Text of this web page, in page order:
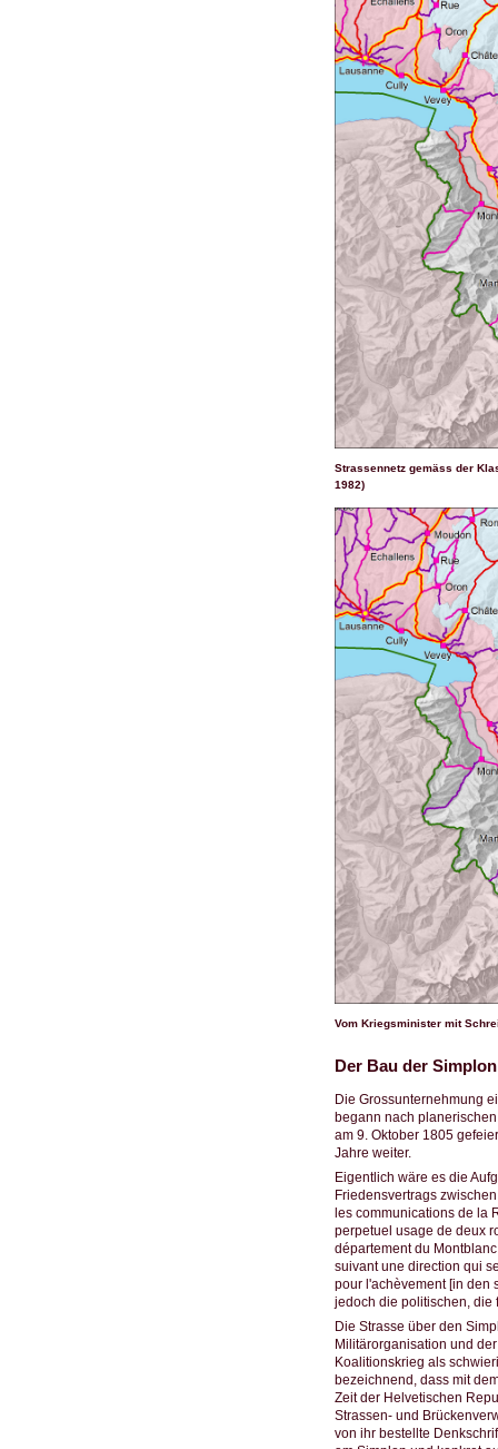
Strassennetz gemäss der
1982)
Vom Kriegsminister mit
Der Bau der
Die Grossunternehmung
begann nach
am 9. Oktober 1805
Jahre weiter.
Eigentlich wäre es die
Friedensvertrags
les communications de la
perpetuel usage de deux
département du
suivant une direction qui
pour l'achèvement [in den
jedoch die politischen, die
Die Strasse über den
Militärorganisation und
Koalitionskrieg als
bezeichnend, dass mit
Zeit der Helvetischen
Strassen- und
von ihr bestellte